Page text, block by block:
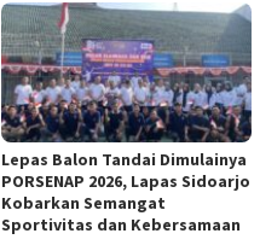
Lepas Balon Tandai Dimulainya
PORSENAP 2026, Lapas Sidoarjo
Kobarkan Semangat
Sportivitas dan Kebersamaan